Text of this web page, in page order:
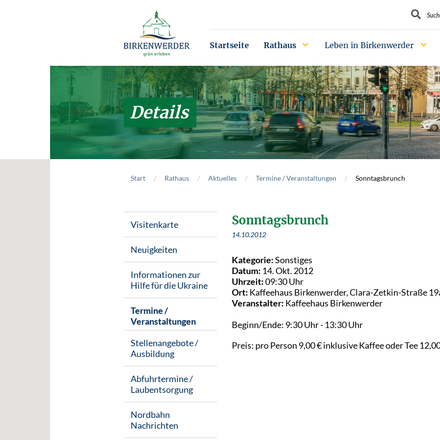
Startseite Rathaus Leben in Birkenwerder
Details
Start Rathaus Aktuelles Termine / Veranstaltungen Sonntagsbrunch
Visitenkarte
Neuigkeiten
Informationen zur
Hilfe für die Ukraine
Termine /
Veranstaltungen
Stellenangebote /
Ausbildung
Abfuhrtermine /
Laubentsorgung
Nordbahn
Nachrichten
Sonntagsbrunch
14.10.2012
Kategorie:Sonstiges
Datum: 14. Okt. 2012
Uhrzeit:09:30 Uhr
Ort: Kaffeehaus Birkenwerder, Clara-Zetkin-Straße
Veranstalter: Kaffeehaus Birkenwerder
Beginn/Ende: 9:30 Uhr - 13:30 Uhr
Preis: pro Person 9,00 € inklusive Kaffee oder Tee